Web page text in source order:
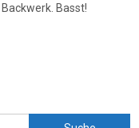
Basst!